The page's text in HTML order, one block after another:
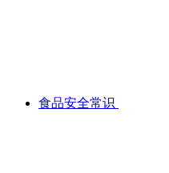
食品安全常识